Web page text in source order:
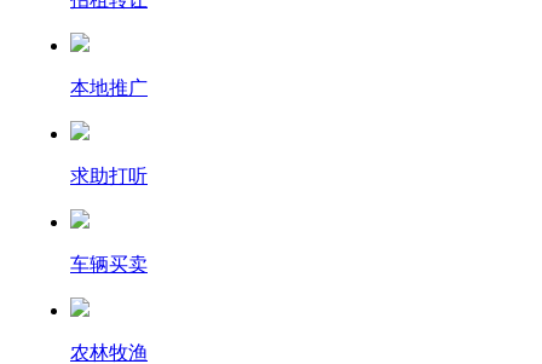
本地推广
求助打听
车辆买卖
农林牧渔